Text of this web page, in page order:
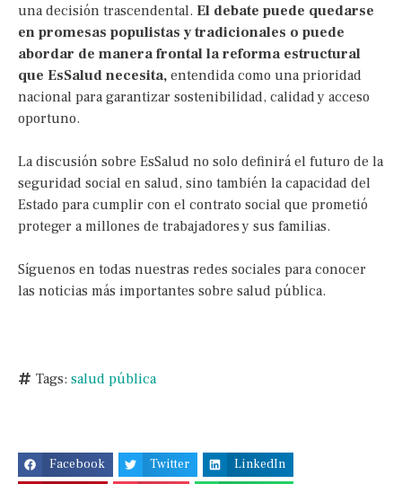
una decisión trascendental. El debate puede quedarse
en promesas populistas y tradicionales o puede
abordar de manera frontal la reforma estructural
que EsSalud necesita, entendida como una prioridad
nacional para garantizar sostenibilidad, calidad y acceso
oportuno.
La discusión sobre EsSalud no solo definirá el futuro de la
seguridad social en salud, sino también la capacidad del
Estado para cumplir con el contrato social que prometió
proteger a millones de trabajadores y sus familias.
Síguenos en todas nuestras redes sociales para conocer
las noticias más importantes sobre salud pública.
Tags: salud pública
Facebook Twitter
LinkedIn